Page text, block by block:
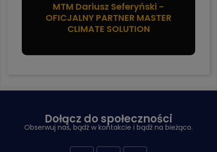
MTM Dariusz Seferyński -
OFICJALNY PARTNER MASTER
CLIMATE SOLUTION
Dołącz do społeczności
Obserwuj nas, bądź w kontakcie i bądź na bieżąco.